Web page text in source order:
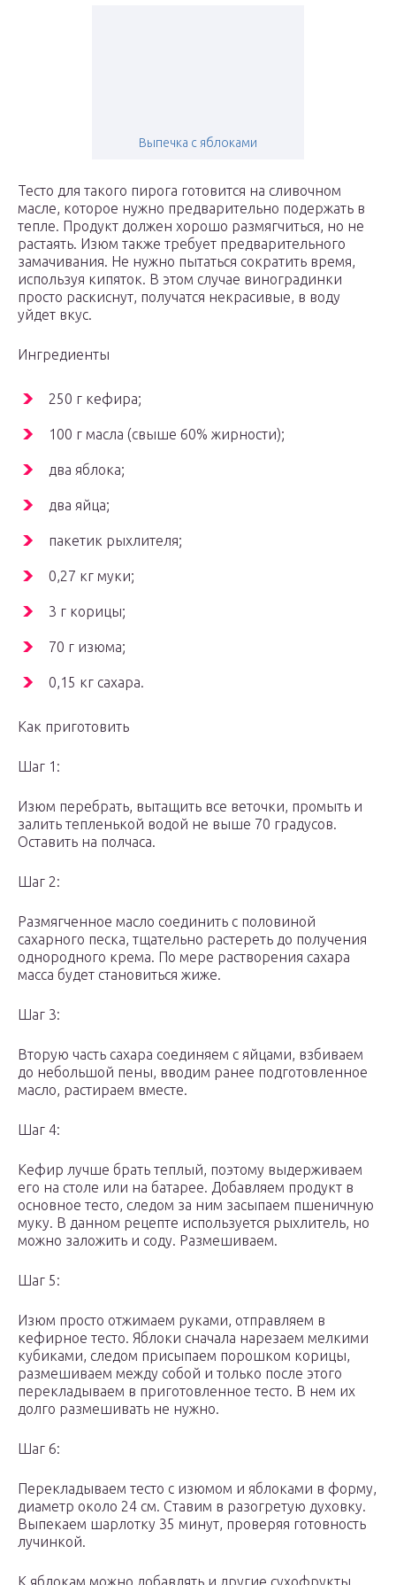
Выпечка с яблоками
Тесто для такого пирога готовится на сливочном
масле, которое нужно предварительно подержать в
тепле. Продукт должен хорошо размягчиться, но не
растаять. Изюм также требует предварительного
замачивания. Не нужно пытаться сократить время,
используя кипяток. В этом случае виноградинки
просто раскиснут, получатся некрасивые, в воду
уйдет вкус.
Ингредиенты
250 г кефира;
100 г масла (свыше 60% жирности);
два яблока;
два яйца;
пакетик рыхлителя;
0,27 кг муки;
3 г корицы;
70 г изюма;
0,15 кг сахара.
Как приготовить
Шаг 1:
Изюм перебрать, вытащить все веточки, промыть и
залить тепленькой водой не выше 70 градусов.
Оставить на полчаса.
Шаг 2:
Размягченное масло соединить с половиной
сахарного песка, тщательно растереть до получения
однородного крема. По мере растворения сахара
масса будет становиться жиже.
Шаг 3:
Вторую часть сахара соединяем с яйцами, взбиваем
до небольшой пены, вводим ранее подготовленное
масло, растираем вместе.
Шаг 4:
Кефир лучше брать теплый, поэтому выдерживаем
его на столе или на батарее. Добавляем продукт в
основное тесто, следом за ним засыпаем пшеничную
муку. В данном рецепте используется рыхлитель, но
можно заложить и соду. Размешиваем.
Шаг 5:
Изюм просто отжимаем руками, отправляем в
кефирное тесто. Яблоки сначала нарезаем мелкими
кубиками, следом присыпаем порошком корицы,
размешиваем между собой и только после этого
перекладываем в приготовленное тесто. В нем их
долго размешивать не нужно.
Шаг 6:
Перекладываем тесто с изюмом и яблоками в форму,
диаметр около 24 см. Ставим в разогретую духовку.
Выпекаем шарлотку 35 минут, проверяя готовность
лучинкой.
К яблокам можно добавлять и другие сухофрукты,